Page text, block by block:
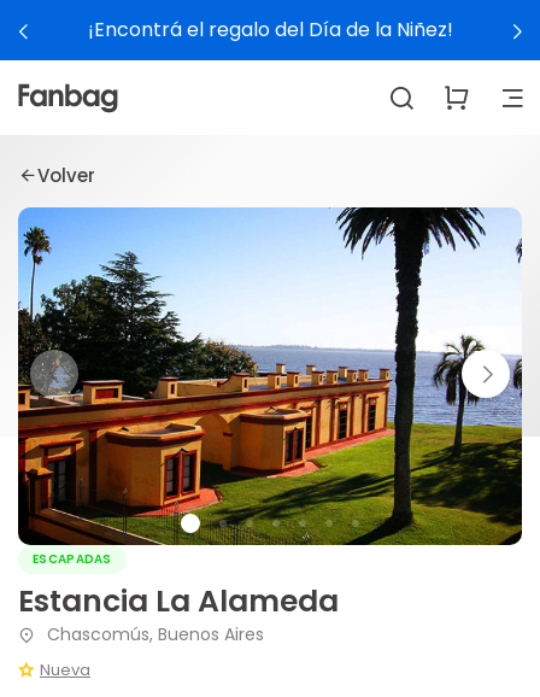
¡Encontrá el regalo del Día de la Niñez!
Volver
ESCAPADAS
Estancia La Alameda
Chascomús, Buenos Aires
Nueva